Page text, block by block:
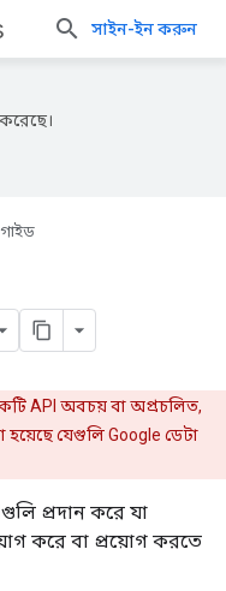
সাইন-ইন করুন
গাইড
API অবচয় বা অপ্রচলিত,
হয়েছে যেগুলি Google ডেটা
প্রদান করে যা
করে বা প্রয়োগ করতে